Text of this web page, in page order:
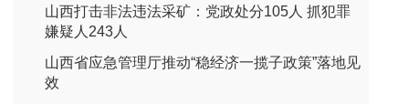
山西打击非法违法采矿：党政处分105人 抓犯罪
嫌疑人243人
山西省应急管理厅推动“稳经济一揽子政策”落地见
效